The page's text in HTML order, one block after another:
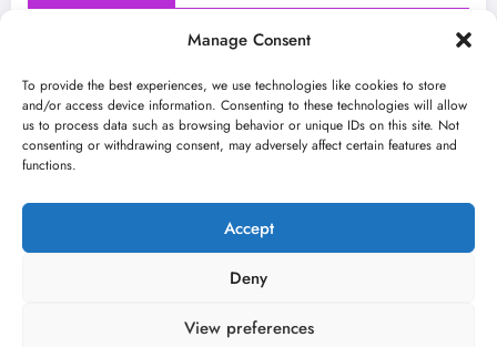
Manage Consent
To provide the best experiences, we use technologies like cookies to store
and/or access device information. Consenting to these technologies will allow
us to process data such as browsing behavior or unique IDs on this site. Not
consenting or withdrawing consent, may adversely affect certain features and
functions.
Accept
Deny
View preferences
Instagram Youtube
O nama Uslovi Kontakt